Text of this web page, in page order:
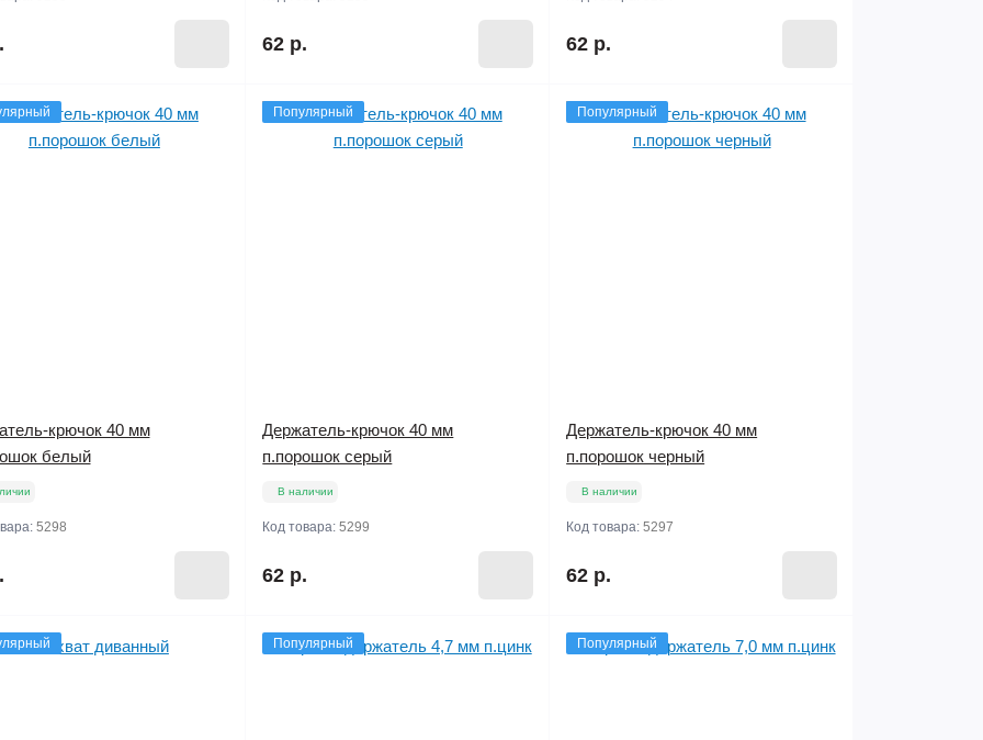
62 р. 62 р.
крючок 40 мм
белый
5298
Популярный
Держатель-крючок 40 мм
п.порошок серый
В наличии
Код товара:5299
62 р.
Популярный
Держатель-крючок 40 мм
п.порошок черный
В наличии
Код товара:5297
62 р.
Популярный Популярный